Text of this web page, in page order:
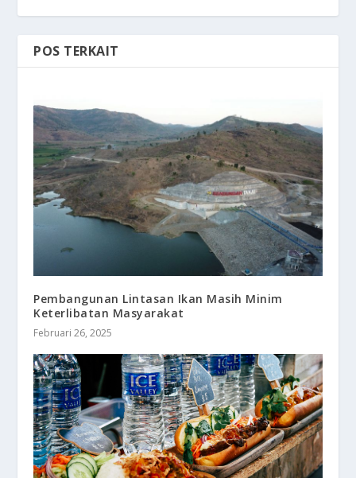
POS TERKAIT
Pembangunan Lintasan Ikan Masih Minim
Keterlibatan Masyarakat
Februari 26, 2025